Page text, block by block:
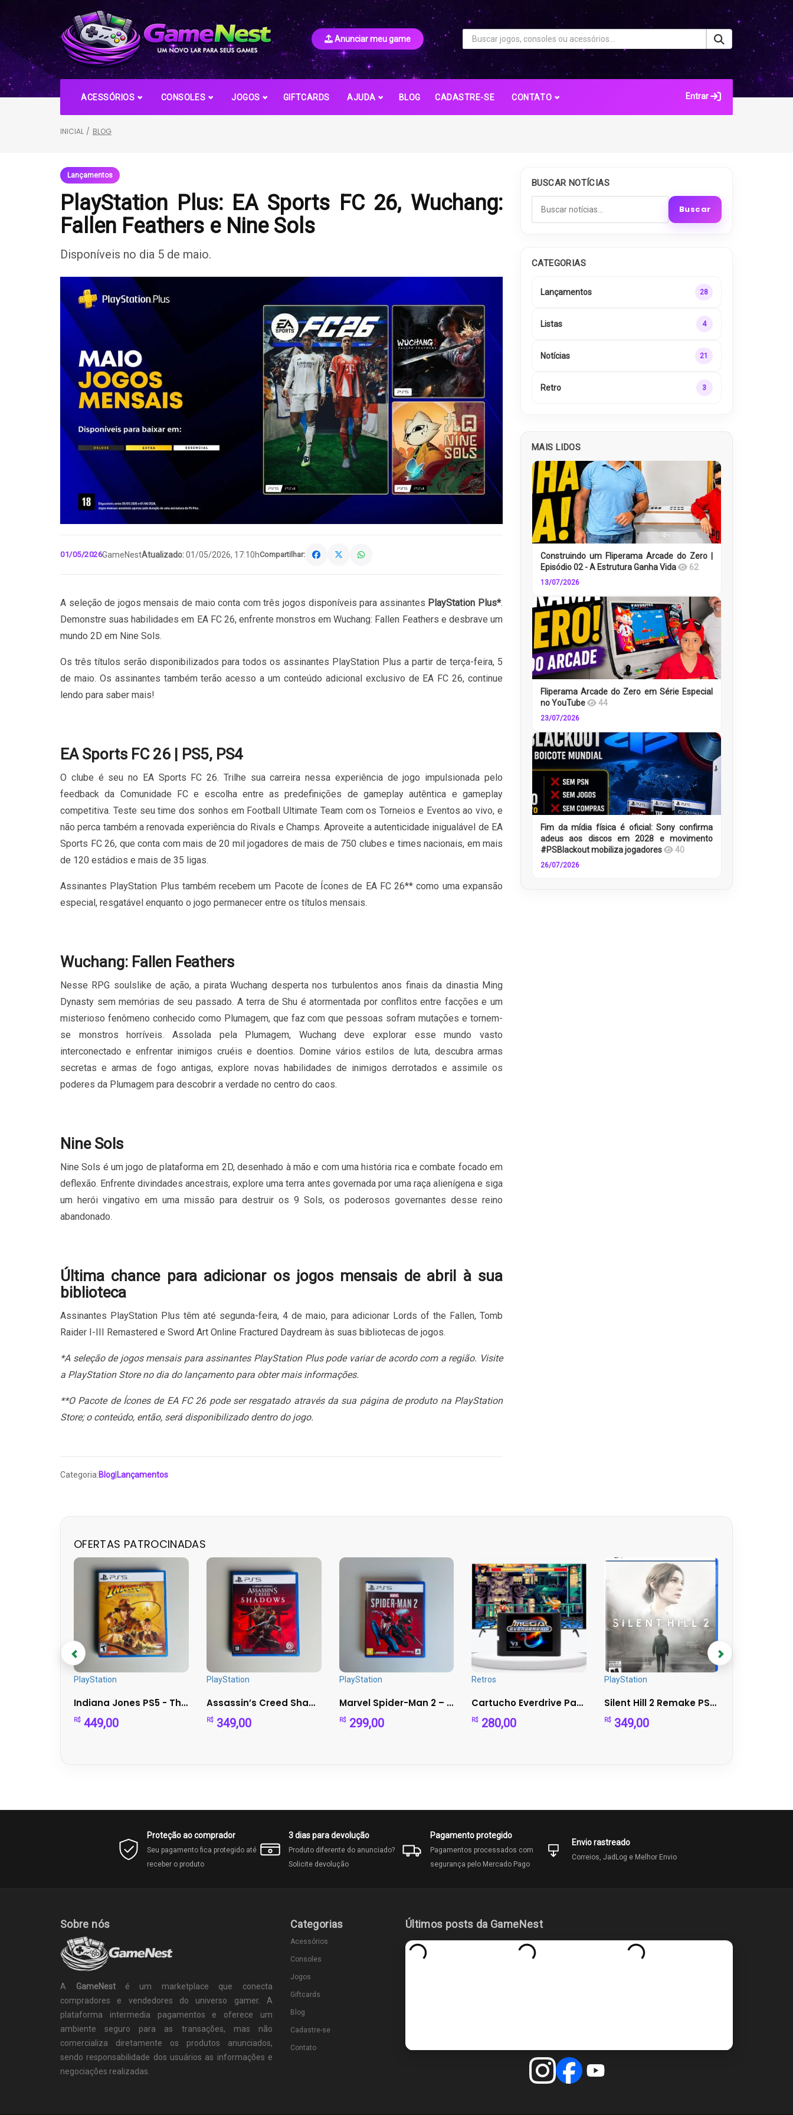
content
Anunciar meu game
ACESSÓRIOS CONSOLES JOGOS GIFTCARDS AJUDA BLOG CADASTRE-SE CONTATO Entrar
INICIAL / BLOG
PlayStation
Sports
Wuchang:
Feathers
Lançamentos
PlayStation Plus: EA Sports FC 26, Wuchang:
Fallen Feathers e Nine Sols
Disponíveis no dia 5 de maio.
01/05/2026GameNestAtualizado:01/05/2026, 17:10hCompartilhar:
A seleção de jogos mensais de maio conta com três jogos disponíveis para assinantes PlayStation Plus*.
Demonstre suas habilidades em EA FC 26, enfrente monstros em Wuchang: Fallen Feathers e desbrave um
mundo 2D em Nine Sols.
Os três títulos serão disponibilizados para todos os assinantes PlayStation Plus a partir de terça-feira, 5
de maio. Os assinantes também terão acesso a um conteúdo adicional exclusivo de EA FC 26, continue
lendo para saber mais!
EA Sports FC 26 | PS5, PS4
O clube é seu no EA Sports FC 26. Trilhe sua carreira nessa experiência de jogo impulsionada pelo
feedback da Comunidade FC e escolha entre as predefinições de gameplay autêntica e gameplay
competitiva. Teste seu time dos sonhos em Football Ultimate Team com os Torneios e Eventos ao vivo, e
não perca também a renovada experiência do Rivals e Champs. Aproveite a autenticidade inigualável de EA
Sports FC 26, que conta com mais de 20 mil jogadores de mais de 750 clubes e times nacionais, em mais
de 120 estádios e mais de 35 ligas.
Assinantes PlayStation Plus também recebem um Pacote de Ícones de EA FC 26** como uma expansão
especial, resgatável enquanto o jogo permanecer entre os títulos mensais.
Wuchang: Fallen Feathers
Nesse RPG soulslike de ação, a pirata Wuchang desperta nos turbulentos anos finais da dinastia Ming
Dynasty sem memórias de seu passado. A terra de Shu é atormentada por conflitos entre facções e um
misterioso fenômeno conhecido como Plumagem, que faz com que pessoas sofram mutações e tornem-
se monstros horríveis. Assolada pela Plumagem, Wuchang deve explorar esse mundo vasto
interconectado e enfrentar inimigos cruéis e doentios. Domine vários estilos de luta, descubra armas
secretas e armas de fogo antigas, explore novas habilidades de inimigos derrotados e assimile os
poderes da Plumagem para descobrir a verdade no centro do caos.
Nine Sols
Nine Sols é um jogo de plataforma em 2D, desenhado à mão e com uma história rica e combate focado em
deflexão. Enfrente divindades ancestrais, explore uma terra antes governada por uma raça alienígena e siga
um herói vingativo em uma missão para destruir os 9 Sols, os poderosos governantes desse reino
abandonado.
Última chance para adicionar os jogos mensais de abril à sua
biblioteca
Assinantes PlayStation Plus têm até segunda-feira, 4 de maio, para adicionar Lords of the Fallen, Tomb
Raider I-III Remastered e Sword Art Online Fractured Daydream às suas bibliotecas de jogos.
*A seleção de jogos mensais para assinantes PlayStation Plus pode variar de acordo com a região. Visite
a PlayStation Store no dia do lançamento para obter mais informações.
**O Pacote de Ícones de EA FC 26 pode ser resgatado através da sua página de produto na PlayStation
Store; o conteúdo, então, será disponibilizado dentro do jogo.
Categoria:Blog Lançamentos
BUSCAR NOTÍCIAS
Buscar
CATEGORIAS
Lançamentos 28
Listas 4
Notícias 21
Retro 3
MAIS LIDOS
Construindo um Fliperama Arcade do Zero |
Episódio 02 - A Estrutura Ganha Vida
62
13/07/2026
Fliperama Arcade do Zero em Série Especial
no YouTube
44
23/07/2026
Fim da mídia física é oficial: Sony confirma
adeus aos discos em 2028 e movimento
#PSBlackout mobiliza jogadores
40
26/07/2026
OFERTAS PATROCINADAS
PlayStation
Indiana Jones PS5 - The Great Circle Aventura
R$449,00
PlayStation
Assassin’s Creed Shadows PS5 - Japão Feudal com Ninja e S...
R$349,00
PlayStation
Marvel Spider-Man 2 – PS5
R$299,00
Retros
Cartucho Everdrive Para Mega Drive Ed V3 Pro
R$ 280,00
PlayStation
Silent Hill 2 Remake PS5 – Mídia Física – Perfeito Est...
R$ 349,00
Proteção ao comprador
Seu pagamento fica protegido até
receber o produto
3 dias para devolução
Produto diferente do anunciado?
Solicite devolução
Pagamento protegido
Pagamentos processados com
segurança pelo Mercado Pago
Envio rastreado
Correios, JadLog e Melhor Envio
Sobre nós
A GameNest é um marketplace que conecta
compradores e vendedores do universo gamer. A
plataforma intermedia pagamentos e oferece um
ambiente seguro para as transações, mas não
comercializa diretamente os produtos anunciados,
sendo responsabilidade dos usuários as informações e
negociações realizadas.
Categorias
Acessórios
Consoles
Jogos
Giftcards
Blog
Cadastre-se
Contato
Últimos posts da GameNest